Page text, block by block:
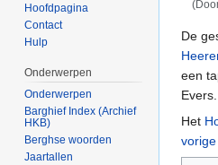
De
een
Evers.
Het
Hoofdpagina
Contact
Hulp
Onderwerpen
Onderwerpen
Barghief Index (Archief
HKB)
Berghse woorden
Jaartallen